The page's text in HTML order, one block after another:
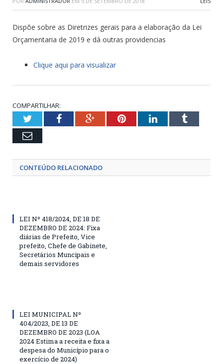
Dispõe sobre as Diretrizes gerais para a elaboração da Lei
Orçamentaria de 2019 e dá outras providencias
Clique aqui para visualizar
COMPARTILHAR:
TwitterFacebookGoogle+PinterestLinkedInTumblr
Email
CONTEÚDO RELACIONADO
LEI Nº 418/2024, DE 18 DE
DEZEMBRO DE 2024: Fixa
diárias de Prefeito, Vice
prefeito, Chefe de Gabinete,
Secretários Muncipais e
demais servidores
LEI MUNICIPAL Nº
404/2023, DE 13 DE
DEZEMBRO DE 2023 (LOA
2024 Estima a receita e fixa a
despesa do Município para o
exercício de 2024)